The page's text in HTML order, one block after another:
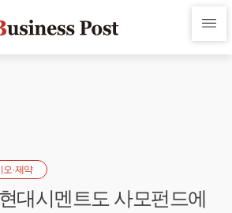
오·제약
대시멘트도 사모펀드에